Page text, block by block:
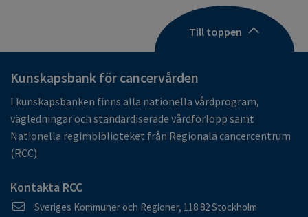
Till toppen
Kunskapsbank för cancervården
I kunskapsbanken finns alla nationella vårdprogram,
vägledningar och standardiserade vårdförlopp samt
Nationella regimbiblioteket från Regionala cancercentrum
(RCC).
Kontakta RCC
Postadress
Sveriges Kommuner och Regioner, 118 82 Stockholm